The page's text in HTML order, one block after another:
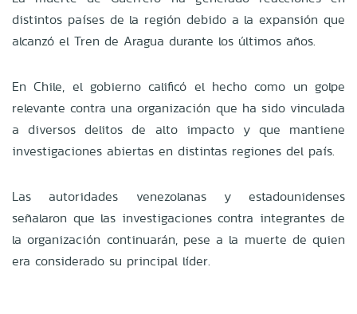
distintos países de la región debido a la expansión que
alcanzó el Tren de Aragua durante los últimos años.
En Chile, el gobierno calificó el hecho como un golpe
relevante contra una organización que ha sido vinculada
a diversos delitos de alto impacto y que mantiene
investigaciones abiertas en distintas regiones del país.
Las autoridades venezolanas y estadounidenses
señalaron que las investigaciones contra integrantes de
la organización continuarán, pese a la muerte de quien
era considerado su principal líder.